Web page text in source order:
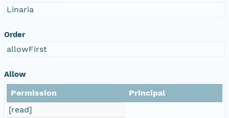
Linaria
Order
allowFirst
Allow
Permission
Principal
[read]